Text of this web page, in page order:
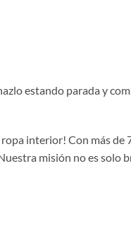
estando parada y
interior! Con más de
misión no es solo